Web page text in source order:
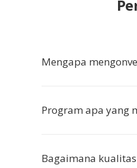
Mengapa
Program apa yang
Bagaimana